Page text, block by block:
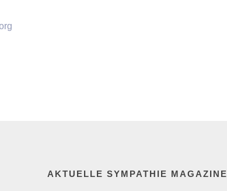
AKTUELLE SYMPATHIE MAGAZINE